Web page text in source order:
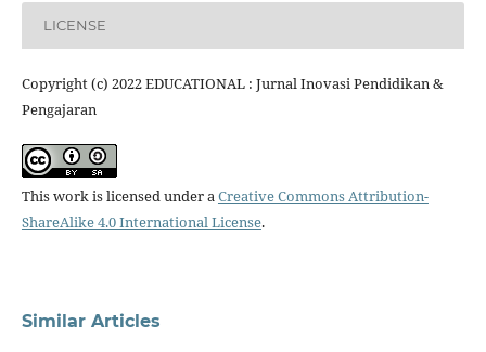
LICENSE
Copyright (c) 2022 EDUCATIONAL : Jurnal Inovasi Pendidikan &
Pengajaran
This work is licensed under aCreative Commons Attribution-
ShareAlike 4.0 International License.
Similar Articles